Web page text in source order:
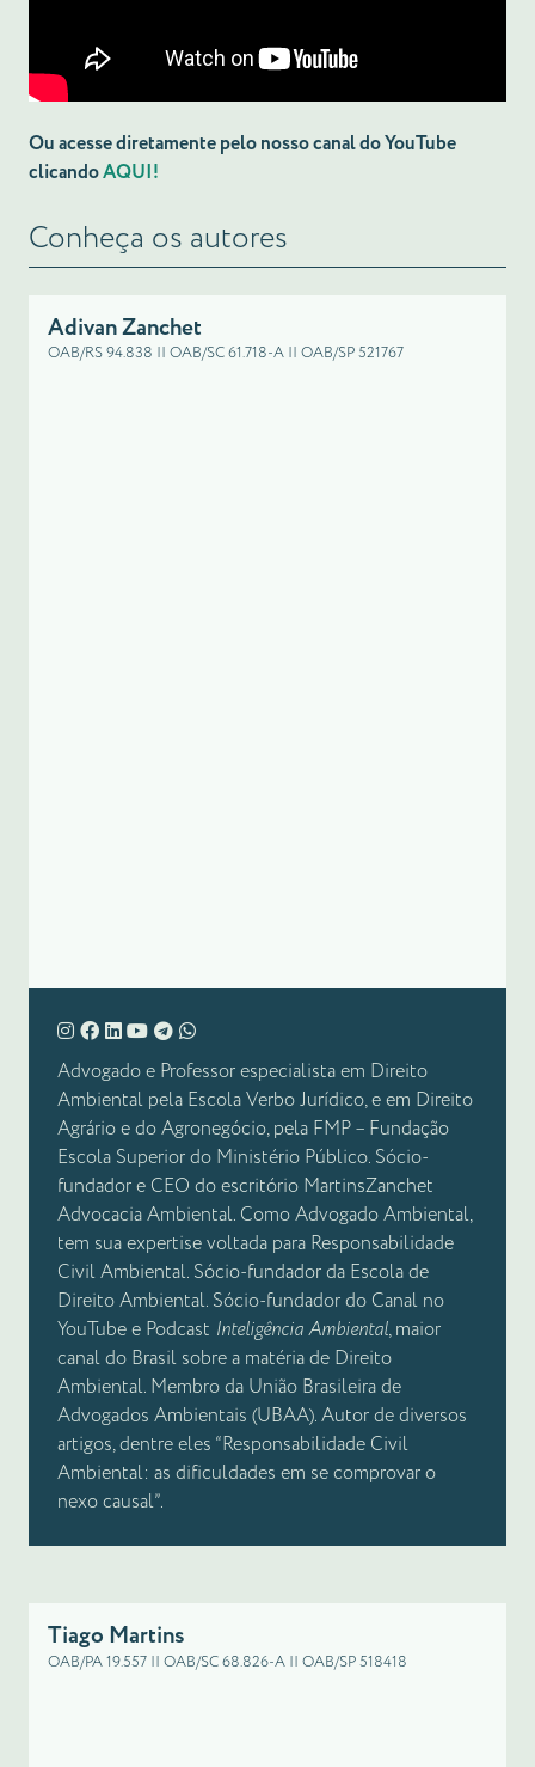
Ou acesse diretamente pelo nosso canal do YouTube
clicandoAQUI!
Conheça os autores
Adivan Zanchet
OAB/RS 94.838 || OAB/SC 61.718-A || OAB/SP 521767
Advogado e Professor especialista em Direito
Ambiental pela Escola Verbo Jurídico, e em Direito
Agrário e do Agronegócio, pela FMP – Fundação
Escola Superior do Ministério Público. Sócio-
fundador e CEO do escritório MartinsZanchet
Advocacia Ambiental. Como Advogado Ambiental,
tem sua expertise voltada para Responsabilidade
Civil Ambiental. Sócio-fundador da Escola de
Direito Ambiental. Sócio-fundador do Canal no
YouTube e Podcast Inteligência Ambiental, maior
canal do Brasil sobre a matéria de Direito
Ambiental. Membro da União Brasileira de
Advogados Ambientais (UBAA). Autor de diversos
artigos, dentre eles “Responsabilidade Civil
Ambiental: as dificuldades em se comprovar o
nexo causal”.
Tiago Martins
OAB/PA 19.557 || OAB/SC 68.826-A || OAB/SP 518418